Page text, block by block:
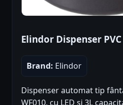
Elindor Dispenser
Brand: Elindor
Dispenser automat tip
WF010, cu LED și 3L